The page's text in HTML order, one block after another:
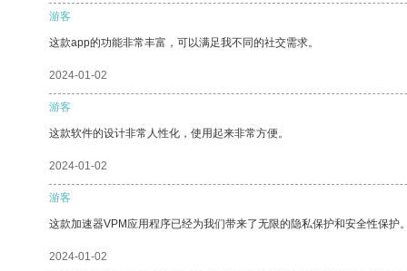
游客
这款app的功能非常丰富，可以满足我不同的社交需求。
2024-01-02
游客
这款软件的设计非常人性化，使用起来非常方便。
2024-01-02
游客
这款加速器VPM应用程序已经为我们带来了无限的隐私保护和安全性保护
2024-01-02